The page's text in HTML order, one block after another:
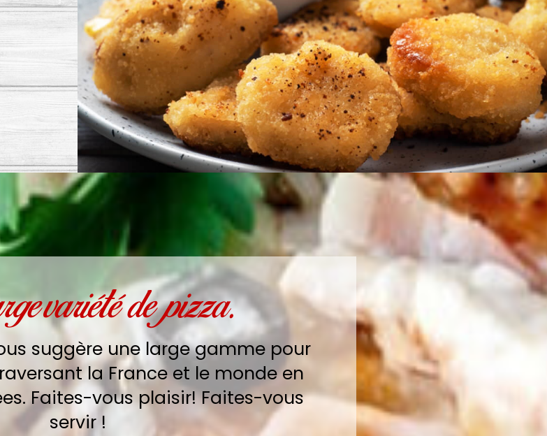
variété de pizza.
suggère une large gamme pour
la France et le monde en
Faites-vous plaisir! Faites-vous
servir !